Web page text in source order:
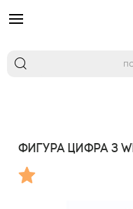
Фигура Цифра 3